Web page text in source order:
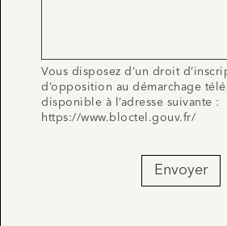
Vous disposez d’un droit
d’opposition au démarchage
disponible à l’adresse suivante :
https://www.bloctel.gouv.fr/
Envoyer